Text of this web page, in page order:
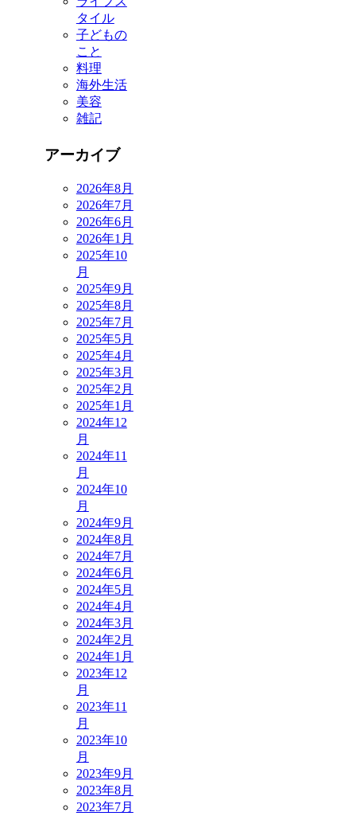
タイル
子どもの
こと
料理
海外生活
美容
雑記
アーカイブ
2026年8月
2026年7月
2026年6月
2026年1月
2025年10
月
2025年9月
2025年8月
2025年7月
2025年5月
2025年4月
2025年3月
2025年2月
2025年1月
2024年12
月
2024年11
月
2024年10
月
2024年9月
2024年8月
2024年7月
2024年6月
2024年5月
2024年4月
2024年3月
2024年2月
2024年1月
2023年12
月
2023年11
月
2023年10
月
2023年9月
2023年8月
2023年7月